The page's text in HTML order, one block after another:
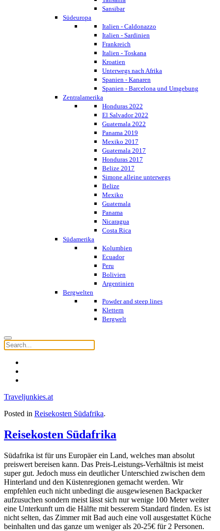
Sansibar
Südeuropa
Italien - Caldonazzo
Italien - Sardinien
Frankreich
Italien - Toskana
Kroatien
Unterwegs nach Afrika
Spanien - Kanaren
Spanien - Barcelona und Umgebung
Zentralamerika
Honduras 2022
El Salvador 2022
Guatemala 2022
Panama 2019
Mexiko 2017
Guatemala 2017
Honduras 2017
Belize 2017
Simone alleine unterwegs
Belize
Mexiko
Guatemala
Panama
Nicaragua
Costa Rica
Südamerika
Kolumbien
Ecuador
Peru
Bolivien
Argentinien
Bergwelten
Powder and steep lines
Klettern
Bergwelt
Traveljunkies.at
Posted in Reisekosten Südafrika.
Reisekosten Südafrika
Südafrika ist für uns Europäer ein Land, welches man absolut
preiswert bereisen kann. Das Preis-Leistungs-Verhältnis ist meist
super gut. Jedoch muss ein deutlicher Unterschied zwischen dem
Hinterland und den Küstenregionen gemacht werden. Wir
empfehlen euch nicht unbedingt die ausgewiesenen Backpacker
aufzusuchen sondern meist lässt sich nur wenige 100 Meter weiter
eine Unterkunft um die Hälfte mit besserem Standard finden. Es ist
nicht selten, das Zimmer mit Bad auch eine voll ausgestattet Küche
beinhalten und das ganze um weniger als 20-25€ für 2 Personen.